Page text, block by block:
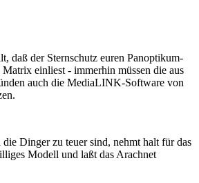
daß der Sternschutz euren Panoptikum-
einliest - immerhin müssen die aus
auch die MediaLINK-Software von
Dinger zu teuer sind, nehmt halt für das
Modell und laßt das Arachnet